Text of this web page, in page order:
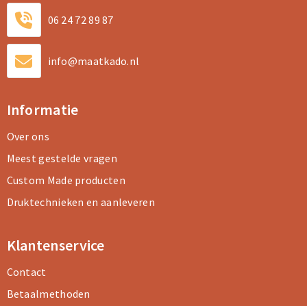
06 24 72 89 87
info@maatkado.nl
Informatie
Over ons
Meest gestelde vragen
Custom Made producten
Druktechnieken en aanleveren
Klantenservice
Contact
Betaalmethoden